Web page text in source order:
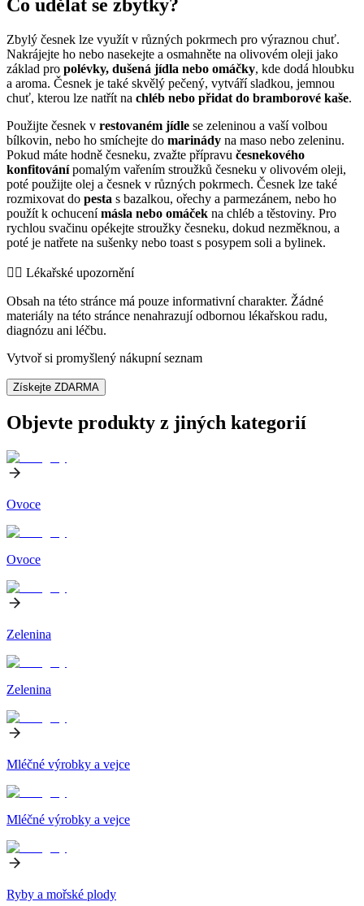
Co udělat se zbytky?
Zbylý česnek lze využít v různých pokrmech pro výraznou chuť.
Nakrájejte ho nebo nasekejte a osmahněte na olivovém oleji jako
základ pro polévky, dušená jídla nebo omáčky, kde dodá hloubku
a aroma. Česnek je také skvělý pečený, vytváří sladkou, jemnou
chuť, kterou lze natřít na chléb nebo přidat do bramborové kaše.
Použijte česnek v restovaném jídle se zeleninou a vaší volbou
bílkovin, nebo ho smíchejte do marinády na maso nebo zeleninu.
Pokud máte hodně česneku, zvažte přípravu česnekového
konfitovánípomalým vařením stroužků česneku v olivovém oleji,
poté použijte olej a česnek v různých pokrmech. Česnek lze také
rozmixovat do pesta s bazalkou, ořechy a parmezánem, nebo ho
použít k ochucenímásla nebo omáček na chléb a těstoviny. Pro
rychlou svačinu opékejte stroužky česneku, dokud nezměknou, a
poté je natřete na sušenky nebo toast s posypem soli a bylinek.
👨‍⚕️️ Lékařské upozornění
Obsah na této stránce má pouze informativní charakter. Žádné
materiály na této stránce nenahrazují odbornou lékařskou radu,
diagnózu ani léčbu.
Vytvoř si promyšlený nákupní seznam
Získejte ZDARMA
Objevte produkty z jiných kategorií
Ovoce
Ovoce
Zelenina
Zelenina
Mléčné výrobky a vejce
Mléčné výrobky a vejce
Ryby a mořské plody